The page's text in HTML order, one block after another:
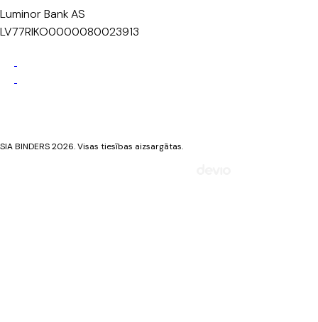
Luminor Bank AS
LV77RIKO0000080023913
SIA BINDERS 2026. Visas tiesības aizsargātas.